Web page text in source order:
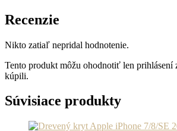
Recenzie
Nikto zatiaľ nepridal hodnotenie.
Tento produkt môžu ohodnotiť len prihlásení
kúpili.
Súvisiace produkty